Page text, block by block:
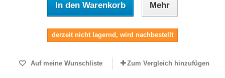
In den Warenkorb Mehr
derzeit nicht lagernd, wird nachbestellt
Auf meine Wunschliste Zum Vergleich hinzufügen